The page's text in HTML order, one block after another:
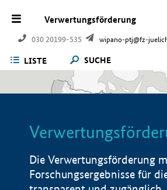
Verwertungsförderung
030 20199-535 wipano-ptj@fz-
LISTE SUCHE
Die Verwertungsförderung
Forschungsergebnisse für